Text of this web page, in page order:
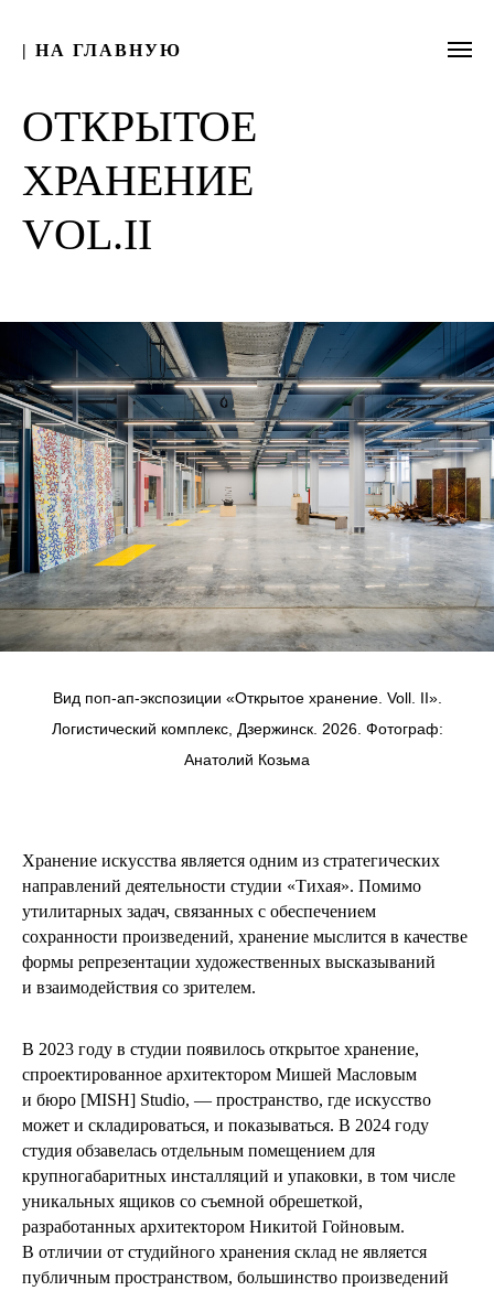
| НА ГЛАВНУЮ
ОТКРЫТОЕ
ХРАНЕНИЕ
VOL.II
Вид поп-ап-экспозиции «Открытое хранение. Voll. II».
Логистический комплекс, Дзержинск. 2026. Фотограф:
Анатолий Козьма
Хранение искусства является одним из стратегических
направлений деятельности студии «Тихая». Помимо
утилитарных задач, связанных с обеспечением
сохранности произведений, хранение мыслится в качестве
формы репрезентации художественных высказываний
и взаимодействия со зрителем.
В 2023 году в студии появилось открытое хранение,
спроектированное архитектором Мишей Масловым
и бюро [MISH] Studio, — пространство, где искусство
может и складироваться, и показываться. В 2024 году
студия обзавелась отдельным помещением для
крупногабаритных инсталляций и упаковки, в том числе
уникальных ящиков со съемной обрешеткой,
разработанных архитектором Никитой Гойновым.
В отличии от студийного хранения склад не является
публичным пространством, большинство произведений